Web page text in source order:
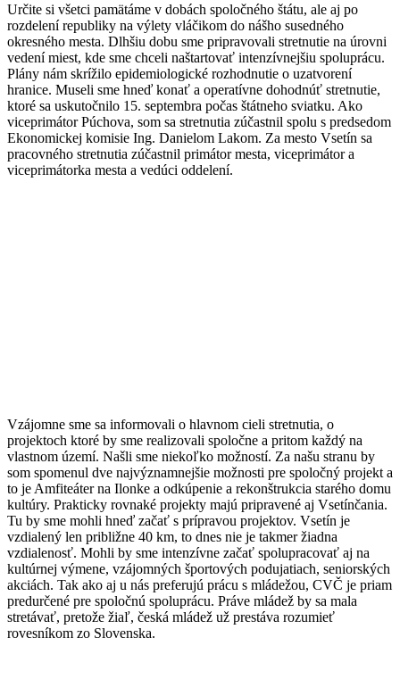
Určite si všetci pamätáme v dobách spoločného štátu, ale aj po
rozdelení republiky na výlety vláčikom do nášho susedného
okresného mesta. Dlhšiu dobu sme pripravovali stretnutie na úrovni
vedení miest, kde sme chceli naštartovať intenzívnejšiu spoluprácu.
Plány nám skrížilo epidemiologické rozhodnutie o uzatvorení
hranice. Museli sme hneď konať a operatívne dohodnúť stretnutie,
ktoré sa uskutočnilo 15. septembra počas štátneho sviatku. Ako
viceprimátor Púchova, som sa stretnutia zúčastnil spolu s predsedom
Ekonomickej komisie Ing. Danielom Lakom. Za mesto Vsetín sa
pracovného stretnutia zúčastnil primátor mesta, viceprimátor a
viceprimátorka mesta a vedúci oddelení.
Vzájomne sme sa informovali o hlavnom cieli stretnutia, o
projektoch ktoré by sme realizovali spoločne a pritom každý na
vlastnom území. Našli sme niekoľko možností. Za našu stranu by
som spomenul dve najvýznamnejšie možnosti pre spoločný projekt a
to je Amfiteáter na Ilonke a odkúpenie a rekonštrukcia starého domu
kultúry. Prakticky rovnaké projekty majú pripravené aj Vsetínčania.
Tu by sme mohli hneď začať s prípravou projektov. Vsetín je
vzdialený len približne 40 km, to dnes nie je takmer žiadna
vzdialenosť. Mohli by sme intenzívne začať spolupracovať aj na
kultúrnej výmene, vzájomných športových podujatiach, seniorských
akciách. Tak ako aj u nás preferujú prácu s mládežou, CVČ je priam
predurčené pre spoločnú spoluprácu. Práve mládež by sa mala
stretávať, pretože žiaľ, česká mládež už prestáva rozumieť
rovesníkom zo Slovenska.